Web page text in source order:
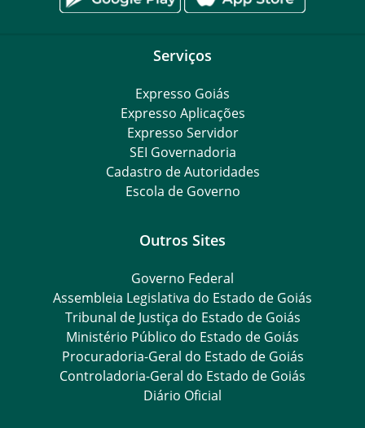
Serviços
Expresso Goiás
Expresso Aplicações
Expresso Servidor
SEI Governadoria
Cadastro de Autoridades
Escola de Governo
Outros Sites
Governo Federal
Assembleia Legislativa do Estado de Goiás
Tribunal de Justiça do Estado de Goiás
Ministério Público do Estado de Goiás
Procuradoria-Geral do Estado de Goiás
Controladoria-Geral do Estado de Goiás
Diário Oficial